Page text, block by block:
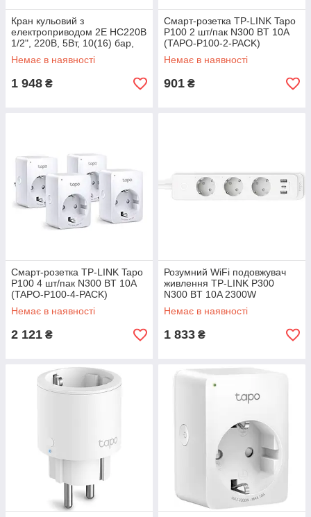
Кран кульовий з
електроприводом 2E HC220B
1/2", 220В, 5Вт, 10(16) бар,
7сек, сумісний з Ajax (2E-
HC220B-1/2)
Немає в наявності
1 948 ₴
Смарт-розетка TP-LINK Tapo
P100 2 шт/пак N300 BT 10A
(TAPO-P100-2-PACK)
Немає в наявності
901 ₴
Смарт-розетка TP-LINK Tapo
P100 4 шт/пак N300 BT 10A
(TAPO-P100-4-PACK)
Немає в наявності
2 121 ₴
Розумний WiFi подовжувач
живлення TP-LINK P300
N300 BT 10A 2300W
3xSchuko 2xUSB 3.0 PD
QC3.0 (TAPO-P300)
Немає в наявності
1 833 ₴